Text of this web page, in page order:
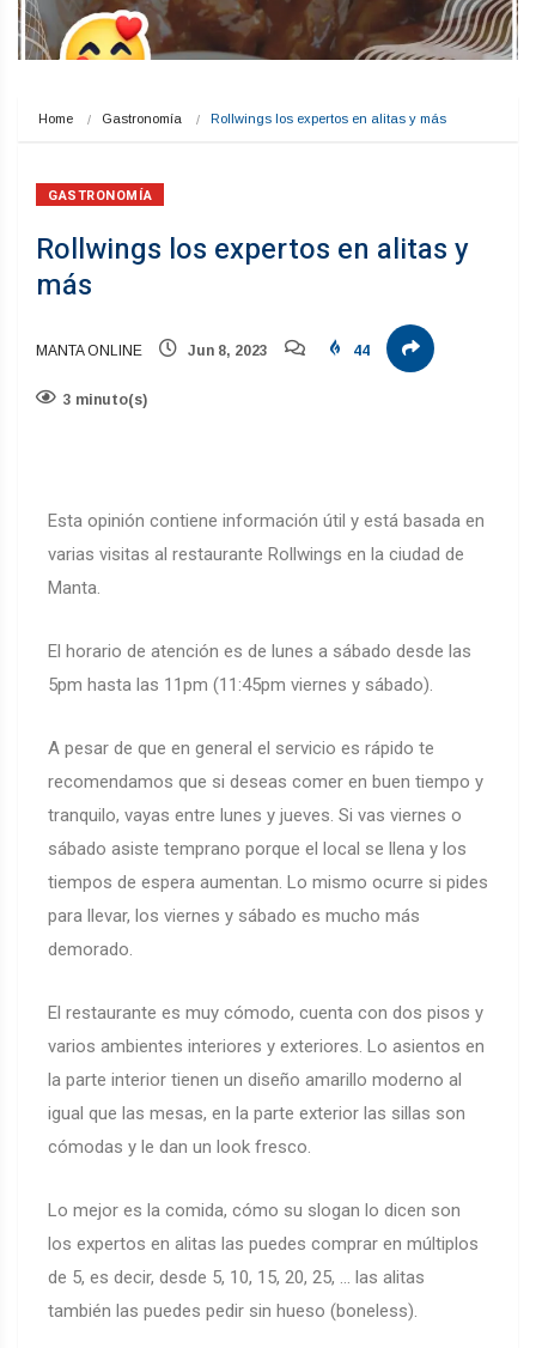
Home Gastronomía Rollwings los expertos en alitas y más
GASTRONOMÍA
Rollwings los expertos en alitas y
más
MANTA ONLINE Jun 8, 2023 44
3 minuto(s)
Esta opinión contiene información útil y está basada en
varias visitas al restaurante Rollwings en la ciudad de
Manta.
El horario de atención es de lunes a sábado desde las
5pm hasta las 11pm (11:45pm viernes y sábado).
A pesar de que en general el servicio es rápido te
recomendamos que si deseas comer en buen tiempo y
tranquilo, vayas entre lunes y jueves. Si vas viernes o
sábado asiste temprano porque el local se llena y los
tiempos de espera aumentan. Lo mismo ocurre si pides
para llevar, los viernes y sábado es mucho más
demorado.
El restaurante es muy cómodo, cuenta con dos pisos y
varios ambientes interiores y exteriores. Lo asientos en
la parte interior tienen un diseño amarillo moderno al
igual que las mesas, en la parte exterior las sillas son
cómodas y le dan un look fresco.
Lo mejor es la comida, cómo su slogan lo dicen son
los expertos en alitas las puedes comprar en múltiplos
de 5, es decir, desde 5, 10, 15, 20, 25, … las alitas
también las puedes pedir sin hueso (boneless).